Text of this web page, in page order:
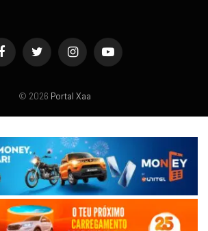
FacebookTwitter InstagramYouTube
© 2026 Portal Xaa